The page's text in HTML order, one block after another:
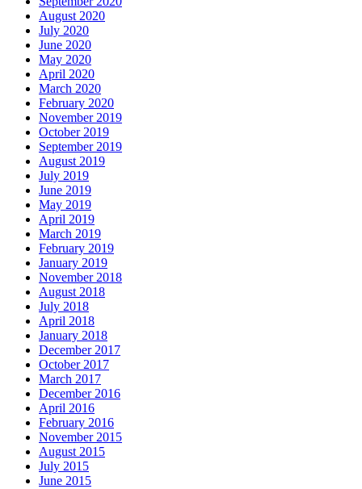
August 2020
July 2020
June 2020
May 2020
April 2020
March 2020
February 2020
November 2019
October 2019
September 2019
August 2019
July 2019
June 2019
May 2019
April 2019
March 2019
February 2019
January 2019
November 2018
August 2018
July 2018
April 2018
January 2018
December 2017
October 2017
March 2017
December 2016
April 2016
February 2016
November 2015
August 2015
July 2015
June 2015